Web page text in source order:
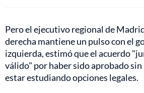
Pero el ejecutivo regional de
derecha mantiene un pulso con el
izquierda, estimó que el acuerdo
válido" por haber sido aprobado
estar estudiando opciones legales.